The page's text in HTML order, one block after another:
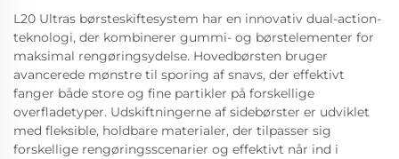
L20 Ultras børsteskiftesystem har en innovativ dual-action-
teknologi, der kombinerer gummi- og børstelementer for
maksimal rengøringsydelse. Hovedbørsten bruger
avancerede mønstre til sporing af snavs, der effektivt
fanger både store og fine partikler på forskellige
overfladetyper. Udskiftningerne af sidebørster er udviklet
med fleksible, holdbare materialer, der tilpasser sig
forskellige rengøringsscenarier og effektivt når ind i